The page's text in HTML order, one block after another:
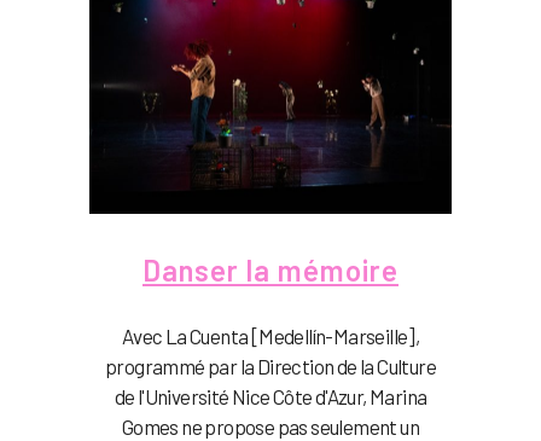
Danser la mémoire
Avec La Cuenta [Medellín-Marseille],
programmé par la Direction de la Culture
de l'Université Nice Côte d'Azur, Marina
Gomes ne propose pas seulement un